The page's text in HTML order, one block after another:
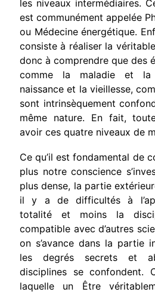
les niveaux intermédiaires.
est communément appelée
ou Médecine énergétique.
consiste à réaliser la
donc à comprendre que des
comme la maladie et la
naissance et la vieillesse,
sont intrinsèquement
même nature. En fait,
avoir ces quatre niveaux de
Ce qu’il est fondamental de
plus notre conscience
plus dense, la partie
il y a de difficultés à
totalité et moins la
compatible avec d’autres
on s’avance dans la partie
les degrés secrets et
disciplines se confondent.
laquelle un Être